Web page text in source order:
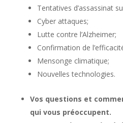
Tentatives d’assassinat
Cyber attaques;
Lutte contre l’Alzheimer;
Confirmation de
Mensonge climatique;
Nouvelles technologies.
Vos questions et
qui vous préoccupent.